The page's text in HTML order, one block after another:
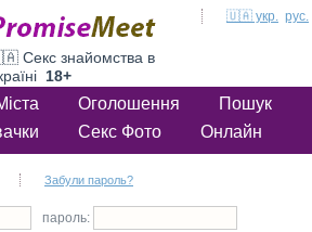
Секс знайомства в
18+
Оголошення
Пошук
Секс Фото Онлайн
Забули пароль?
пароль:
🇺🇦 укр. рус.